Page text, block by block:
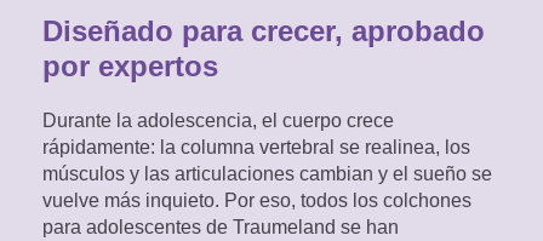
Diseñado para crecer, aprobado
por expertos
Durante la adolescencia, el cuerpo crece
rápidamente: la columna vertebral se realinea, los
músculos y las articulaciones cambian y el sueño se
vuelve más inquieto. Por eso, todos los colchones
para adolescentes de Traumeland se han